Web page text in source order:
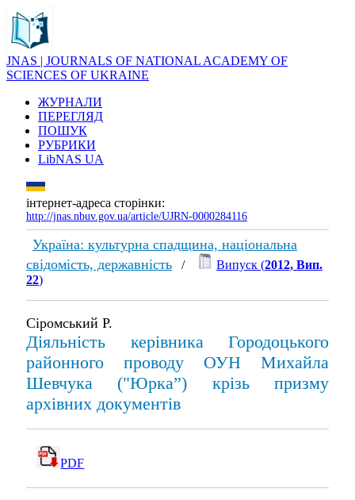
JNAS | JOURNALS OF NATIONAL ACADEMY OF
SCIENCES OF UKRAINE
ЖУРНАЛИ
ПЕРЕГЛЯД
ПОШУК
РУБРИКИ
LibNAS UA
інтернет-адреса сторінки:
http://jnas.nbuv.gov.ua/article/UJRN-0000284116
Україна: культурна спадщина, національна
свідомість, державність / Випуск (2012, Вип.
22)
Сіромський Р.
Діяльність керівника Городоцького
районного проводу ОУН Михайла
Шевчука ("Юрка”) крізь призму
архівних документів
PDF